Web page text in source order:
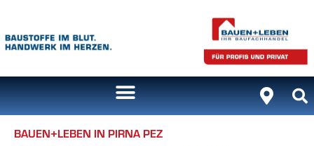
BAUEN+LEBEN IN PIRNA PEZ